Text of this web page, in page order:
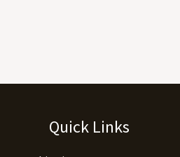
Quick Links